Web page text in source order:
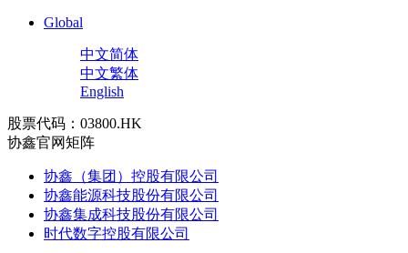
Global
中文简体
中文繁体
English
股票代码：03800.HK
协鑫官网矩阵
协鑫（集团）控股有限公司
协鑫能源科技股份有限公司
协鑫集成科技股份有限公司
时代数字控股有限公司